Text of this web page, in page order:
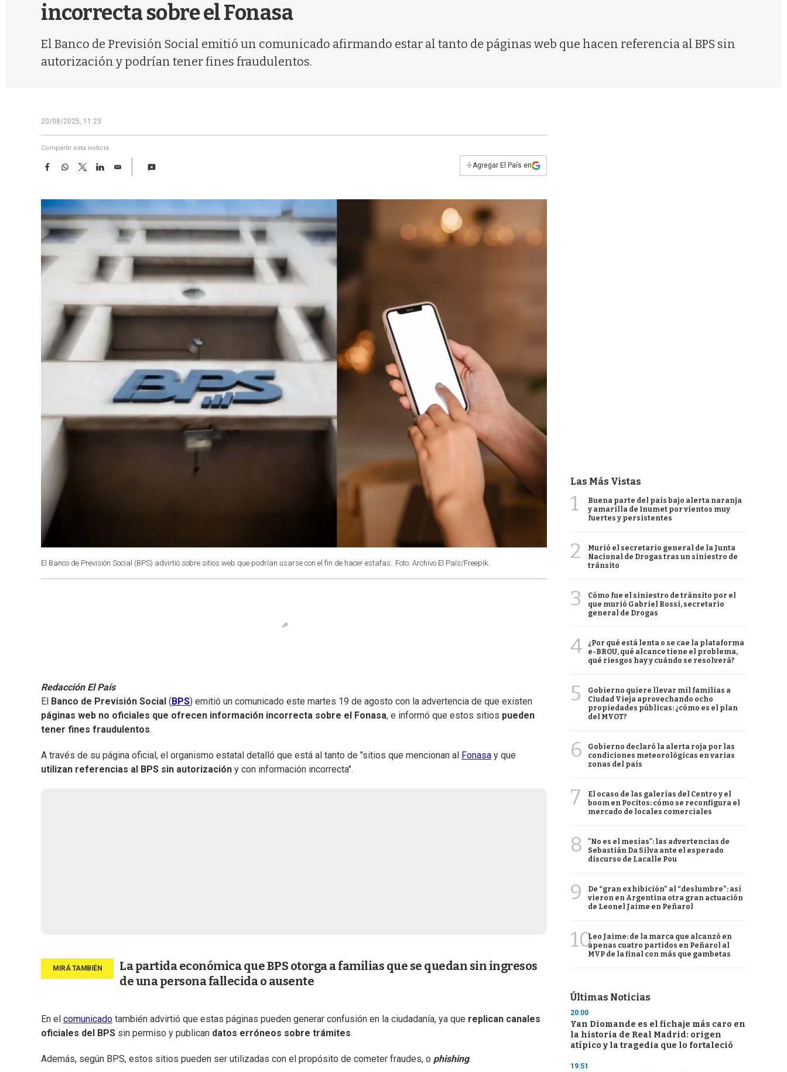
incorrecta sobre el Fonasa
El Banco de Previsión Social emitió un comunicado afirmando estar al tanto de páginas web que hacen referencia al BPS sin
autorización y podrían tener fines fraudulentos.
20/08/2025, 11:23
Compartir esta noticia
F
e
b
o
o
k
W
t
s
A
p
p
T
w
t
e
r
L
k
e
d
E
i
+Agregar El País en
El Banco de Previsión Social (BPS) advirtió sobre sitios web que podrían usarse con el fin de hacer estafas. Foto: Archivo El País/Freepik.
Redacción El País
El Banco de Previsión Social ( BPS) emitió un comunicado este martes 19 de agosto con la advertencia de que existen
páginas web no oficiales que ofrecen información incorrecta sobre el Fonasa, e informó que estos sitios pueden
tener fines fraudulentos.
A través de su página oficial, el organismo estatal detalló que está al tanto de "sitios que mencionan al Fonasa y que
utilizan referencias al BPS sin autorización y con información incorrecta".
La partida económica que BPS otorga a familias que se quedan sin ingresos
de una persona fallecida o ausente
En el comunicado también advirtió que estas páginas pueden generar confusión en la ciudadanía, ya que replican canales
oficiales del BPS sin permiso y publican datos erróneos sobre trámites.
Además, según BPS, estos sitios pueden ser utilizadas con el propósito de cometer fraudes, o phishing.
Las Más Vistas
1
Buena parte del país bajo alerta naranja
y amarilla de Inumet por vientos muy
fuertes y persistentes
2
Murió el secretario general de la Junta
Nacional de Drogas tras un siniestro de
tránsito
3
Cómo fue el siniestro de tránsito por el
que murió Gabriel Rossi, secretario
general de Drogas
4
¿Por qué está lenta o se cae la plataforma
e-BROU, qué alcance tiene el problema,
qué riesgos hay y cuándo se resolverá?
5
Gobierno quiere llevar mil familias a
Ciudad Vieja aprovechando ocho
propiedades públicas: ¿cómo es el plan
del MVOT?
6
Gobierno declaró la alerta roja por las
condiciones meteorológicas en varias
zonas del país
7
El ocaso de las galerías del Centro y el
boom en Pocitos: cómo se reconfigura el
mercado de locales comerciales
8
"No es el mesías": las advertencias de
Sebastián Da Silva ante el esperado
discurso de Lacalle Pou
9
De “gran exhibición” al “deslumbre”: así
vieron en Argentina otra gran actuación
de Leonel Jaime en Peñarol
10Leo Jaime: de la marca que alcanzó en
apenas cuatro partidos en Peñarol al
MVP de la final con más que gambetas
Últimas Noticias
20:00
Yan Diomande es el fichaje más caro en
la historia de Real Madrid: origen
atípico y la tragedia que lo fortaleció
19:51